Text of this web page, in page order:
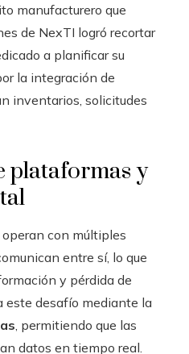
manufacturero que
de NexTI logró recortar
a planificar su
la integración de
inventarios, solicitudes
plataformas y
con múltiples
entre sí, lo que
y pérdida de
este desafío mediante la
, permitiendo que las
datos en tiempo real.